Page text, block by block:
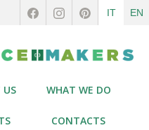
IT EN
US WHAT WE DO
CONTACTS